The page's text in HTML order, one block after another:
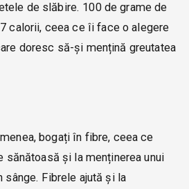
de slăbire. 100 de grame de
calorii, ceea ce îi face o alegere
doresc să-și mențină greutatea
bogați în fibre, ceea ce
sănătoasă și la menținerea unui
sânge. Fibrele ajută și la